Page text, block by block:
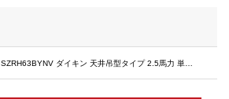
SZRH63BYNV ダイキン 天井吊型タイプ 2.5馬力 単相200V 《ペア》 標準タイプ ワイヤレス